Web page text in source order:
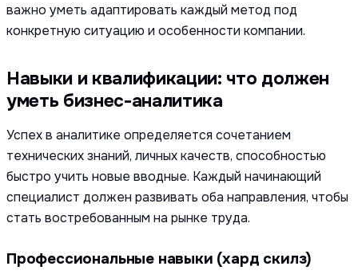
важно уметь адаптировать каждый метод под
конкретную ситуацию и особенности компании.
Навыки и квалификации: что должен
уметь бизнес-аналитика
Успех в аналитике определяется сочетанием
технических знаний, личных качеств, способностью
быстро учить новые вводные. Каждый начинающий
специалист должен развивать оба направления, чтобы
стать востребованным на рынке труда.
Профессиональные навыки (хард скилз)